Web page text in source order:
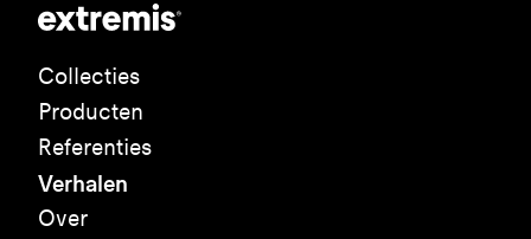
Collecties
Producten
Referenties
Verhalen
Over